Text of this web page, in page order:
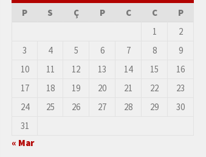
P
S Ç P C C
P
1
2
3
4 5 6 7 8
9
10
11 12 13 14 15
16
17
18 19 20 21 22
23
24
25 26 27 28 29
30
31
« Mar